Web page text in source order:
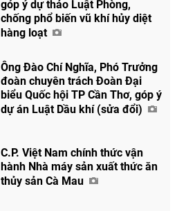
góp ý dự thảo Luật Phòng,
chống phổ biến vũ khí hủy diệt
hàng loạt
Ông Đào Chí Nghĩa, Phó Trưởng
đoàn chuyên trách Đoàn Đại
biểu Quốc hội TP Cần Thơ, góp ý
dự án Luật Dầu khí (sửa đổi)
C.P. Việt Nam chính thức vận
hành Nhà máy sản xuất thức ăn
thủy sản Cà Mau